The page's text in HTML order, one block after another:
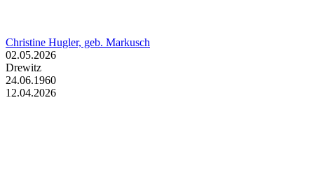
Christine Hugler, geb. Markusch
02.05.2026
Drewitz
24.06.1960
12.04.2026